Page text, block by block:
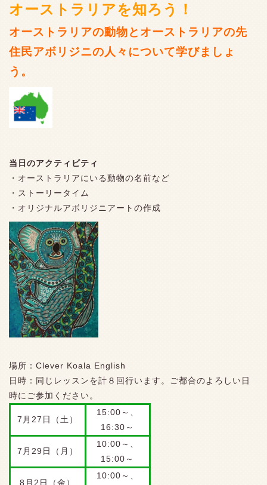
オーストラリアを知ろう！
オーストラリアの動物とオーストラリアの先
住民アボリジニの人々について学びましょ
う。
当日のアクティビティ
・オーストラリアにいる動物の名前など
・ストーリータイム
・オリジナルアボリジニアートの作成
場所： Clever Koala English
日時：同じレッスンを計８回行います。ご都合のよろしい日
時にご参加ください。
7月 27 日（土）
15:00～、
16:30～
7 月 29 日（月）
10:00～、
15:00～
8 月 2 日（金）
10:00～、